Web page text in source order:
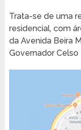
Trata-se de uma
residencial, com
da Avenida Beira
Governador